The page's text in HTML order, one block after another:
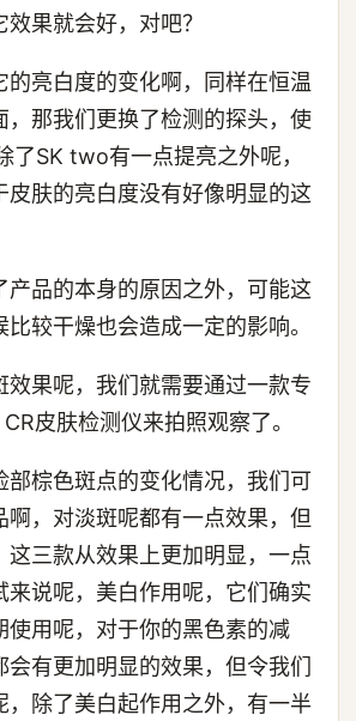
果就会好，对吧？
的亮白度的变化啊，同样在恒温
，那我们更换了检测的探头，使
了SK two有一点提亮之外呢，
皮肤的亮白度没有好像明显的这
产品的本身的原因之外，可能这
较干燥也会造成一定的影响。
效果呢，我们就需要通过一款专
皮肤检测仪来拍照观察了。
部棕色斑点的变化情况，我们可
啊，对淡斑呢都有一点效果，但
这三款从效果上更加明显，一点
来说呢，美白作用呢，它们确实
使用呢，对于你的黑色素的减
会有更加明显的效果，但令我们
，除了美白起作用之外，有一半